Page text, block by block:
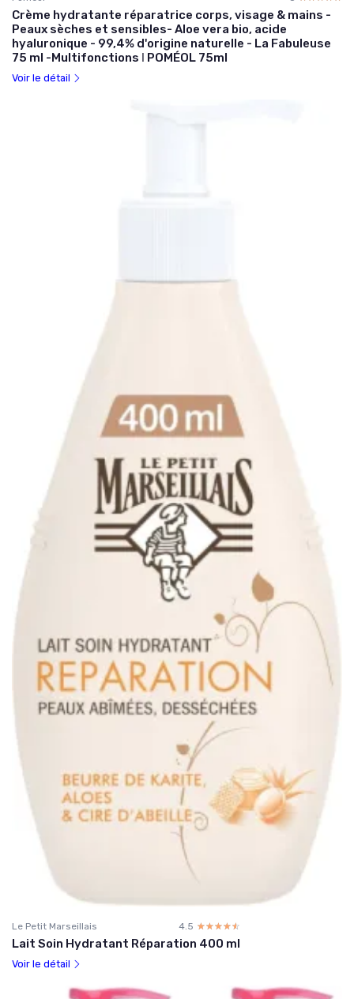
Crème hydratante réparatrice corps, visage & mains -
Peaux sèches et sensibles- Aloe vera bio, acide
hyaluronique - 99,4% d'origine naturelle - La Fabuleuse
75 ml -Multifonctions ǀ POMÉOL 75ml
Voir le détail
Le Petit Marseillais 4.5 ☆☆☆☆☆
★★★★★
Lait Soin Hydratant Réparation 400 ml
Voir le détail